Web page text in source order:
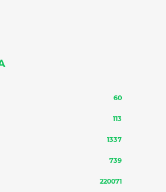
60
113
1337
739
220071